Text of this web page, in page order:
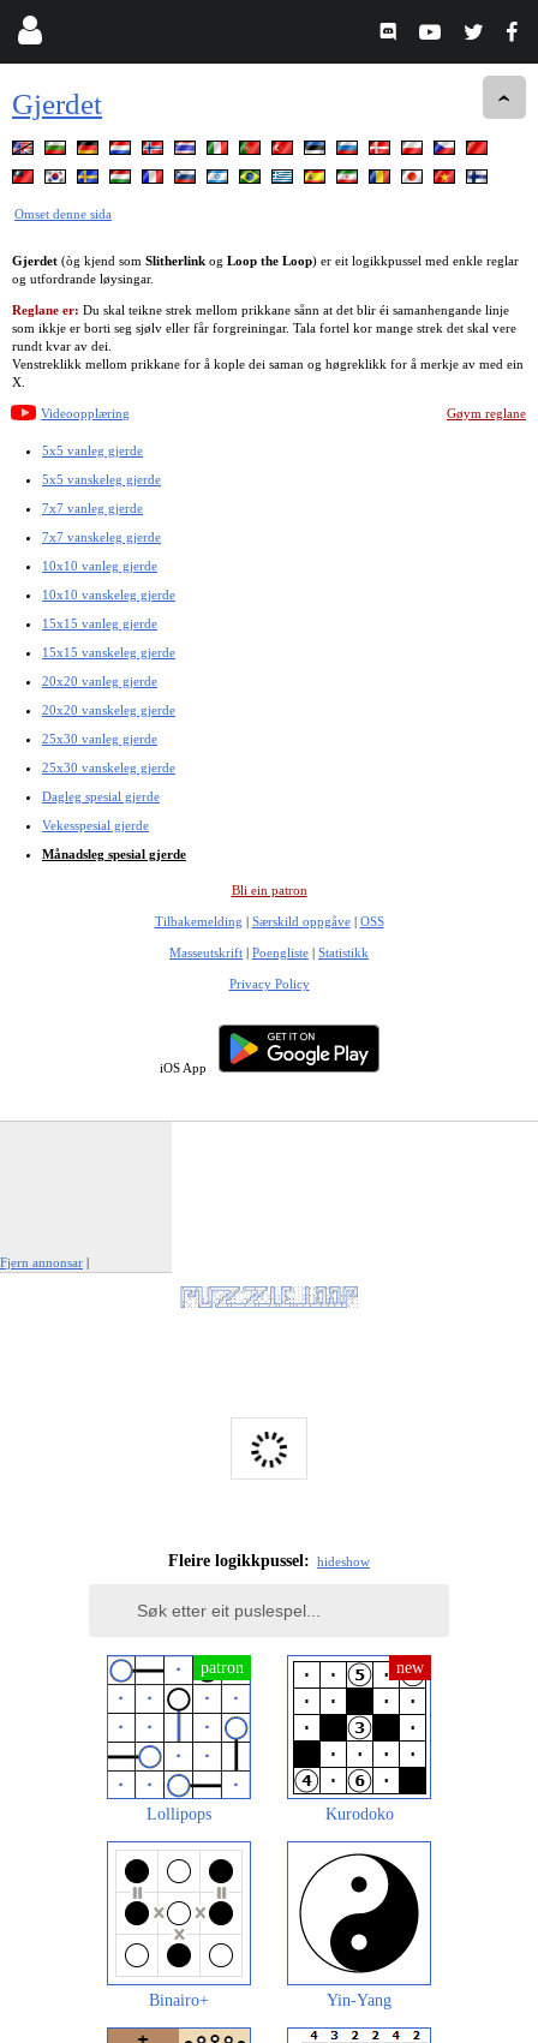
Gjerdet
Omset denne sida
Gjerdet (òg kjend som Slitherlink og Loop the Loop) er eit logikkpussel med enkle reglar
og utfordrande løysingar.
Reglane er: Du skal teikne strek mellom prikkane sånn at det blir éi samanhengande linje
som ikkje er borti seg sjølv eller får forgreiningar. Tala fortel kor mange strek det skal vere
rundt kvar av dei.
Venstreklikk mellom prikkane for å kople dei saman og høgreklikk for å merkje av med ein
X.
Videoopplæring Gøym reglane
5x5 vanleg gjerde
5x5 vanskeleg gjerde
7x7 vanleg gjerde
7x7 vanskeleg gjerde
10x10 vanleg gjerde
10x10 vanskeleg gjerde
15x15 vanleg gjerde
15x15 vanskeleg gjerde
20x20 vanleg gjerde
20x20 vanskeleg gjerde
25x30 vanleg gjerde
25x30 vanskeleg gjerde
Dagleg spesial gjerde
Vekesspesial gjerde
Månadsleg spesial gjerde
Bli ein patron
Tilbakemelding | Særskild oppgåve| OSS
Masseutskrift | Poengliste | Statistikk
Privacy Policy
iOS App
Fjern annonsar |
Fleire logikkpussel: hideshow
Lollipops Kurodoko
Binairo+ Yin-Yang